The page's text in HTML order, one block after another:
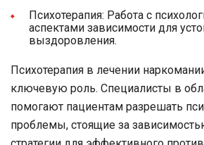
Психотерапия: Работа с
аспектами зависимости для
выздоровления.
Психотерапия в лечении
ключевую роль. Специалисты в
помогают пациентам разрешать
проблемы, стоящие за